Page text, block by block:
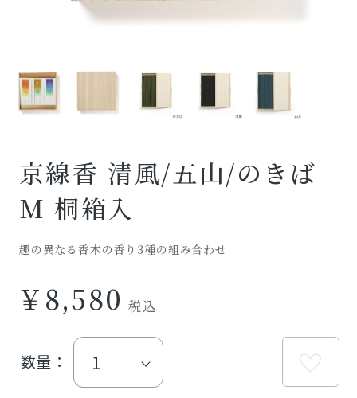
京線香 清風/五山/のきば
M 桐箱入
趣の異なる香木の香り3種の組み合わせ
￥8,580
数量：